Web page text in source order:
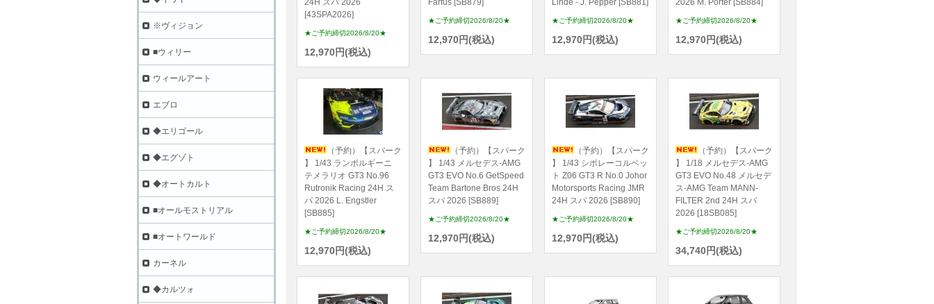
24H スパ 2026
[43SPA2026]
★ご予約締切2026/8/20★
12,970円(税込)
Farfus [SB879]
★ご予約締切2026/8/20★
12,970円(税込)
Linde - J. Pepper [SB881]
★ご予約締切2026/8/20★
12,970円(税込)
2026 M. Porter [SB884]
★ご予約締切2026/8/20★
12,970円(税込)
（予約）【スパーク
】 1/43 ランボルギーニ
テメラリオ GT3 No.96
Rutronik Racing 24H ス
パ 2026 L. Engstler
[SB885]
★ご予約締切2026/8/20★
12,970円(税込)
（予約）【スパーク
】 1/43 メルセデス-AMG
GT3 EVO No.6 GetSpeed
Team Bartone Bros 24H
スパ 2026 [SB889]
★ご予約締切2026/8/20★
12,970円(税込)
（予約）【スパーク
】 1/43 シボレーコルベッ
ト Z06 GT3 R No.0 Johor
Motorsports Racing JMR
24H スパ 2026 [SB890]
★ご予約締切2026/8/20★
12,970円(税込)
（予約）【スパーク
】 1/18 メルセデス-AMG
GT3 EVO No.48 メルセデ
ス-AMG Team MANN-
FILTER 2nd 24H スパ
2026 [18SB085]
★ご予約締切2026/8/20★
34,740円(税込)
※ヴィジョン
■ウィリー
ウィールアート
エブロ
◆エリゴール
◆エグゾト
◆オートカルト
■オールモストリアル
■オートワールド
カーネル
◆カルツォ